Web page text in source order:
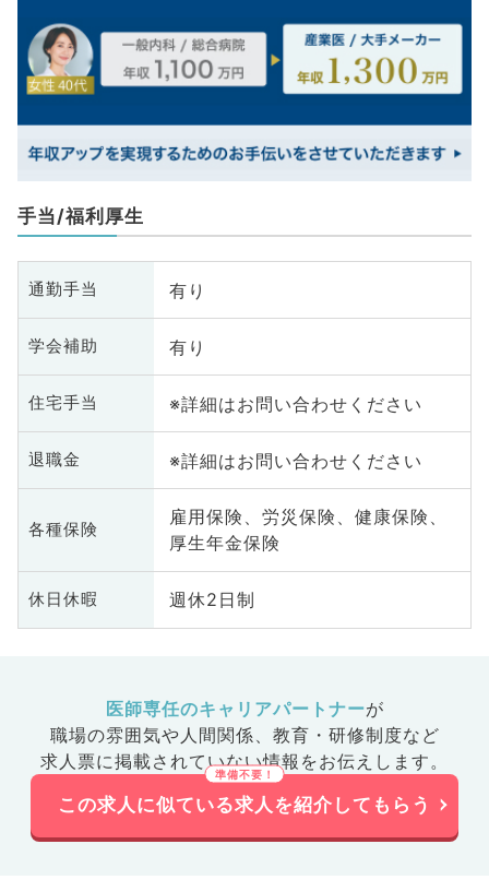
手当/福利厚生
通勤手当 有り
学会補助 有り
住宅手当 ※詳細はお問い合わせください
退職金 ※詳細はお問い合わせください
各種保険
雇用保険、労災保険、健康保険、
厚生年金保険
休日休暇 週休2日制
医師専任のキャリアパートナーが
職場の雰囲気や人間関係、 教育・研修制度など
求人票に掲載されていない情報をお伝えします。
この求人に似ている求人を紹介してもらう